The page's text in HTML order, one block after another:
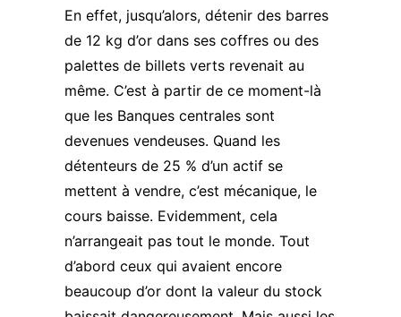
En effet, jusqu’alors, détenir des barres
de 12 kg d’or dans ses coffres ou des
palettes de billets verts revenait au
même. C’est à partir de ce moment-là
que les Banques centrales sont
devenues vendeuses. Quand les
détenteurs de 25 % d’un actif se
mettent à vendre, c’est mécanique, le
cours baisse. Evidemment, cela
n’arrangeait pas tout le monde. Tout
d’abord ceux qui avaient encore
beaucoup d’or dont la valeur du stock